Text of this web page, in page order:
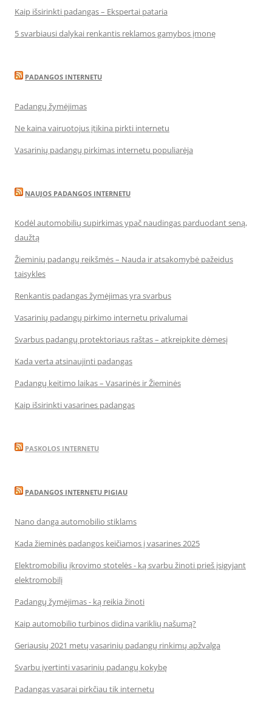
Kaip išsirinkti padangas – Ekspertai pataria
5 svarbiausi dalykai renkantis reklamos gamybos įmonę
PADANGOS INTERNETU
Padangų žymėjimas
Ne kaina vairuotojus įtikina pirkti internetu
Vasarinių padangų pirkimas internetu populiarėja
NAUJOS PADANGOS INTERNETU
Kodėl automobilių supirkimas ypač naudingas parduodant seną,
daužtą
Žieminių padangų reikšmės – Nauda ir atsakomybė pažeidus
taisykles
Renkantis padangas žymėjimas yra svarbus
Vasarinių padangų pirkimo internetu privalumai
Svarbus padangų protektoriaus raštas – atkreipkite dėmesį
Kada verta atsinaujinti padangas
Padangų keitimo laikas – Vasarinės ir Žieminės
Kaip išsirinkti vasarines padangas
PASKOLOS INTERNETU
PADANGOS INTERNETU PIGIAU
Nano danga automobilio stiklams
Kada žieminės padangos keičiamos į vasarines 2025
Elektromobilių įkrovimo stotelės - ką svarbu žinoti prieš įsigyjant
elektromobilį
Padangų žymėjimas - ką reikia žinoti
Kaip automobilio turbinos didina variklių našumą?
Geriausių 2021 metų vasarinių padangų rinkimų apžvalga
Svarbu įvertinti vasarinių padangų kokybę
Padangas vasarai pirkčiau tik internetu